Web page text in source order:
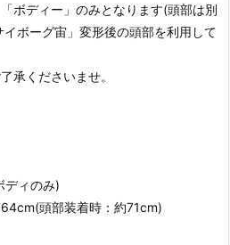
ボディー」のみとなります(頭部は別
ボーグ宙」変形後の頭部を利用して
承くださいませ。
ディのみ)
64cm(頭部装着時：約71cm)